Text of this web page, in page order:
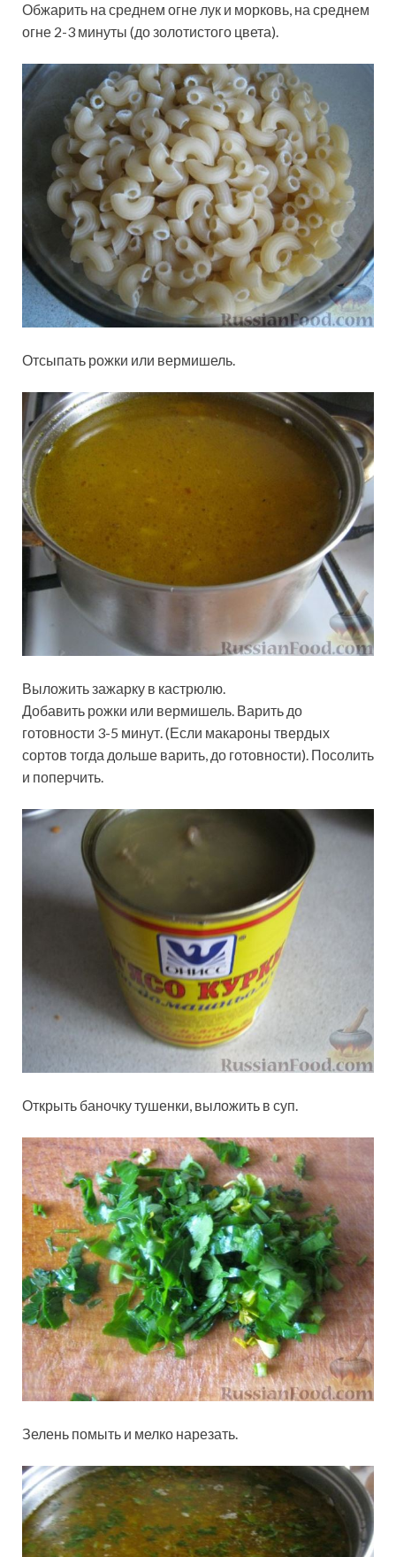
Обжарить на среднем огне лук и морковь, на среднем
огне 2-3 минуты (до золотистого цвета).
Отсыпать рожки или вермишель.
Выложить зажарку в кастрюлю.
Добавить рожки или вермишель. Варить до
готовности 3-5 минут. (Если макароны твердых
сортов тогда дольше варить, до готовности). Посолить
и поперчить.
Открыть баночку тушенки, выложить в суп.
Зелень помыть и мелко нарезать.